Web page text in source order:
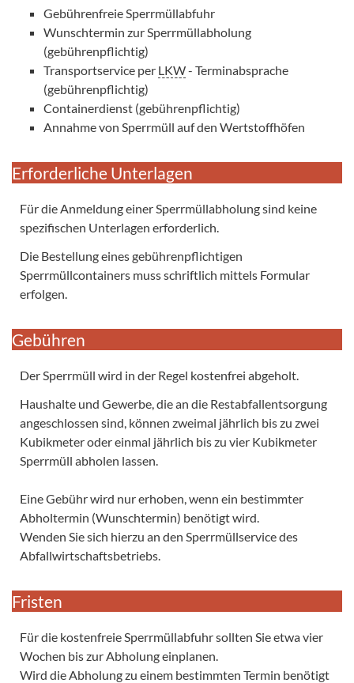
Gebührenfreie Sperrmüllabfuhr
Wunschtermin zur Sperrmüllabholung
(gebührenpflichtig)
Transportservice per LKW- Terminabsprache
(gebührenpflichtig)
Containerdienst (gebührenpflichtig)
Annahme von Sperrmüll auf den Wertstoffhöfen
Erforderliche Unterlagen
Für die Anmeldung einer Sperrmüllabholung sind keine
spezifischen Unterlagen erforderlich.
Die Bestellung eines gebührenpflichtigen
Sperrmüllcontainers muss schriftlich mittels Formular
erfolgen.
Gebühren
Der Sperrmüll wird in der Regel kostenfrei abgeholt.
Haushalte und Gewerbe, die an die Restabfallentsorgung
angeschlossen sind, können zweimal jährlich bis zu zwei
Kubikmeter oder einmal jährlich bis zu vier Kubikmeter
Sperrmüll abholen lassen.
Eine Gebühr wird nur erhoben, wenn ein bestimmter
Abholtermin (Wunschtermin) benötigt wird.
Wenden Sie sich hierzu an den Sperrmüllservice des
Abfallwirtschaftsbetriebs.
Fristen
Für die kostenfreie Sperrmüllabfuhr sollten Sie etwa vier
Wochen bis zur Abholung einplanen.
Wird die Abholung zu einem bestimmten Termin benötigt